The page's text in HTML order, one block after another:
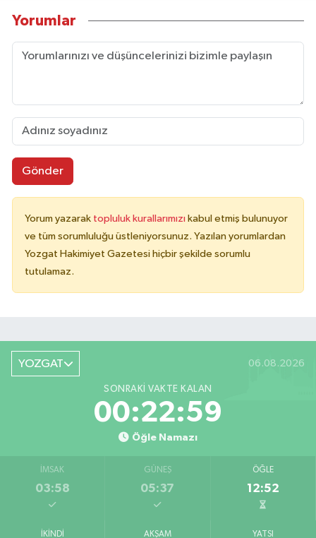
Yorumlar
Gönder
Yorum yazarak topluluk kurallarımızı kabul etmiş bulunuyor
ve tüm sorumluluğu üstleniyorsunuz. Yazılan yorumlardan
Yozgat Hakimiyet Gazetesi hiçbir şekilde sorumlu
tutulamaz.
YOZGAT 06.08.2026
SONRAKI VAKTE KALAN
00:22:59
Öğle Namazı
İMSAK
03:58
GÜNEŞ
05:37
ÖĞLE
12:52
İKINDI AKŞAM YATSI